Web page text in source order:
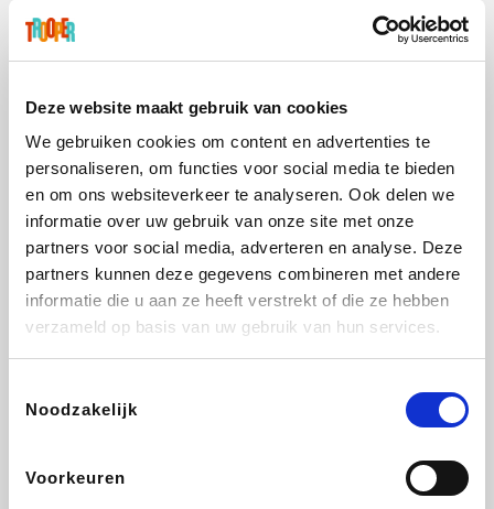
Deze website maakt gebruik van cookies
We gebruiken cookies om content en advertenties te
personaliseren, om functies voor social media te bieden
en om ons websiteverkeer te analyseren. Ook delen we
informatie over uw gebruik van onze site met onze
partners voor social media, adverteren en analyse. Deze
partners kunnen deze gegevens combineren met andere
informatie die u aan ze heeft verstrekt of die ze hebben
verzameld op basis van uw gebruik van hun services.
Noodzakelijk
Voorkeuren
Sarenza Interhome Schiesser Bolt Energie
DeubaXXL